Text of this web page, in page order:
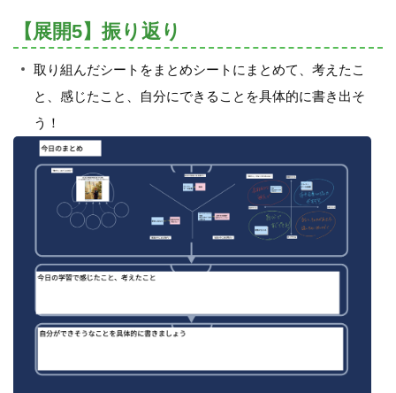
【展開5】振り返り
取り組んだシートをまとめシートにまとめて、考えたこ
と、感じたこと、自分にできることを具体的に書き出そ
う！